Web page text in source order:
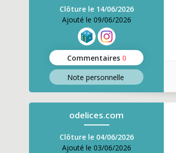
Clôture le 14/06/2026
Ajouté le 09/06/2026
Commentaires 0
Note personnelle
odelices.com
Clôture le 04/06/2026
Ajouté le 03/06/2026